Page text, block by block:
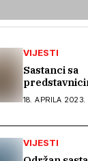
VIJESTI
Sastanci sa
institucija u
Živinicama i
18. APRILA 2023.
VIJESTI